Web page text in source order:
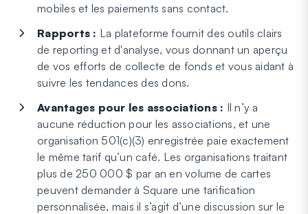
mobiles et les paiements sans contact.
Rapports : La plateforme fournit des outils clairs
de reporting et d'analyse, vous donnant un aperçu
de vos efforts de collecte de fonds et vous aidant à
suivre les tendances des dons.
Avantages pour les associations : Il n’y a
aucune réduction pour les associations, et une
organisation 501(c)(3) enregistrée paie exactement
le même tarif qu’un café. Les organisations traitant
plus de 250 000 $ par an en volume de cartes
peuvent demander à Square une tarification
personnalisée, mais il s’agit d’une discussion sur le